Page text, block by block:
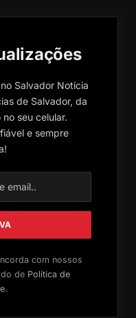
Salvador Notícia
de Salvador, da
seu celular.
e sempre
com nossos
de Política de
.